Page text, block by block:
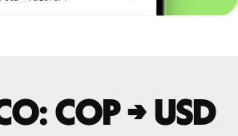
COP → USD